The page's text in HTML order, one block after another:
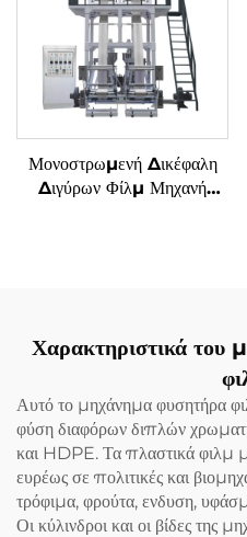
Μονοστρωμενή Δικέφαλη
Διγύρων Φίλμ Μηχανή
Χαρακτηριστικά του
Αυτό το μηχάνημα φυσητήρα
φύση διαφόρων διπλών
και HDPE. Τα πλαστικά φιλμ
ευρέως σε πολιτικές και
τρόφιμα, φρούτα, ενδυση,
Οι κύλινδροι και οι βίδες της